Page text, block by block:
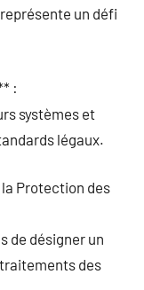
un défi
:
systèmes et
légaux.
la Protection des
de désigner un
des